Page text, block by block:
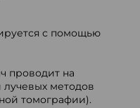
с помощью
проводит на
методов
томографии).